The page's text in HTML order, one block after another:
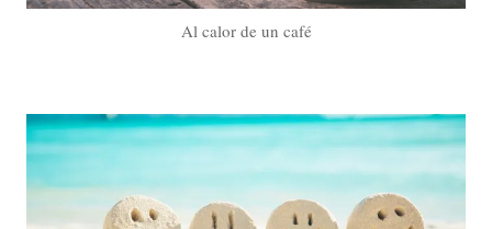
Al calor de un café